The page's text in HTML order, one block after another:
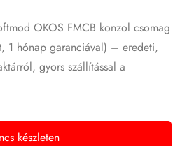
OKOS FMCB konzol csomag
1 hónap garanciával) – eredeti,
gyors szállítással a
készleten